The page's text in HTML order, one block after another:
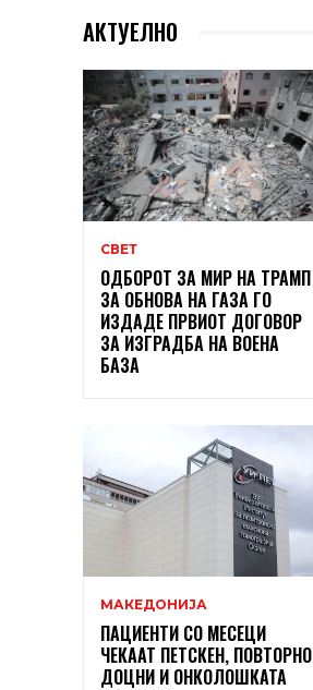
АКТУЕЛНО
СВЕТ
ОДБОРОТ ЗА МИР НА ТРАМП
ЗА ОБНОВА НА ГАЗА ГО
ИЗДАДЕ ПРВИОТ ДОГОВОР
ЗА ИЗГРАДБА НА ВОЕНА
БАЗА
МАКЕДОНИЈА
ПАЦИЕНТИ СО МЕСЕЦИ
ЧЕКААТ ПЕТСКЕН, ПОВТОРНО
ДОЦНИ И ОНКОЛОШКАТА